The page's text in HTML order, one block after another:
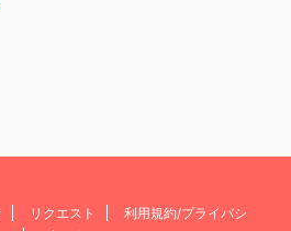
リクエスト
利用規約/プライバシ